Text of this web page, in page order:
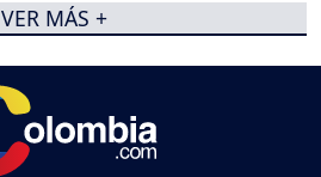
VER MÁS +